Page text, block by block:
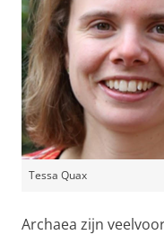
Tessa Quax
Archaea zijn